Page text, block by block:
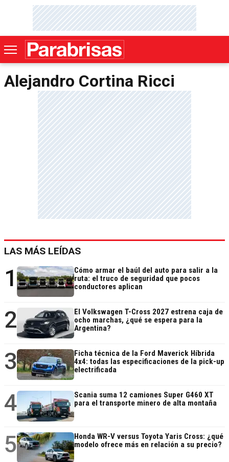
Alejandro Cortina Ricci
LAS MÁS LEÍDAS
1
Cómo armar el baúl del auto para salir a la
ruta: el truco de seguridad que pocos
conductores aplican
2
El Volkswagen T-Cross 2027 estrena caja de
ocho marchas, ¿qué se espera para la
Argentina?
3
Ficha técnica de la Ford Maverick Híbrida
4x4: todas las especificaciones de la pick-up
electrificada
4
Scania suma 12 camiones Super G460 XT
para el transporte minero de alta montaña
5
Honda WR-V versus Toyota Yaris Cross: ¿qué
modelo ofrece más en relación a su precio?